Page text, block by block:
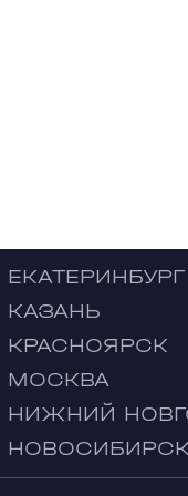
ЕКАТЕРИНБУРГ
КАЗАНЬ
КРАСНОЯРСК
МОСКВА
НИЖНИЙ
НОВОСИБИРСК